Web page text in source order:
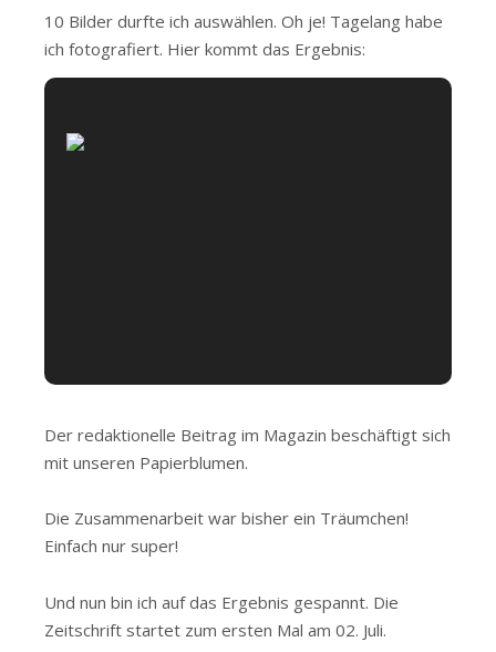
10 Bilder durfte ich auswählen. Oh je! Tagelang habe
ich fotografiert. Hier kommt das Ergebnis:
Der redaktionelle Beitrag im Magazin beschäftigt sich
mit unseren Papierblumen.
Die Zusammenarbeit war bisher ein Träumchen!
Einfach nur super!
Und nun bin ich auf das Ergebnis gespannt. Die
Zeitschrift startet zum ersten Mal am 02. Juli.